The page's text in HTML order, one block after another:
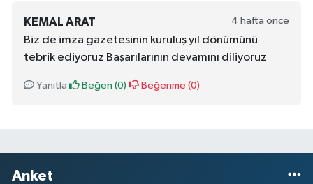
KEMAL ARAT 4 hafta önce
Biz de imza gazetesinin kuruluş yıl dönümünü
tebrik ediyoruz Başarılarının devamını diliyoruz
Yanıtla Beğen (0) Beğenme (0)
Anket